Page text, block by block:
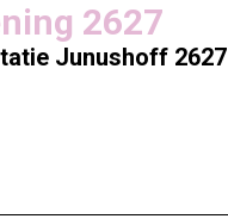
2627
Junushoff 2627